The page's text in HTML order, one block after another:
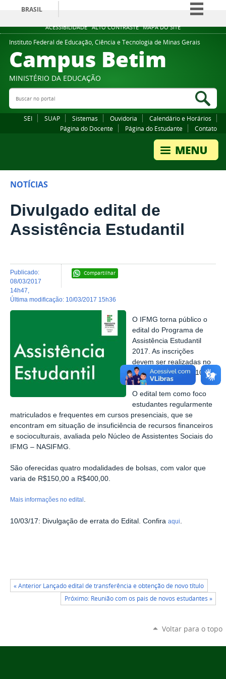
ACESSIBILIDADE ALTO CONTRASTE MAPA DO SITE
BRASIL
Simplifique!
Comunica BR
Participe
Legislação
Instituto Federal de Educação, Ciência e Tecnologia de Minas Gerais
Campus Betim
MINISTÉRIO DA EDUCAÇÃO
Buscar no portal
SEI SUAP Sistemas Ouvidoria
Calendário e Horários
Página do Docente
Página do Estudante Contato
NOTÍCIAS
Divulgado edital de
Assistência Estudantil
Compartilhar
publicado:
08/03/2017
14h47
última modificação: 10/03/2017 15h36
O IFMG torna público o
edital do Programa de
Assistência Estudantil
2017. As inscrições
devem ser realizadas no
período de 31/03 a 10/04.
O edital tem como foco
estudantes regularmente
matriculados e frequentes em cursos presenciais, que se
encontram em situação de insuficiência de recursos financeiros
e socioculturais, avaliada pelo Núcleo de Assistentes Sociais do
IFMG – NASIFMG.
São oferecidas quatro modalidades de bolsas, com valor que
varia de R$150,00 a R$400,00.
Mais informações no edital .
10/03/17: Divulgação de errata do Edital. Confira aqui
« Anterior Lançado edital de transferência e obtenção de novo título
Próximo: Reunião com os pais de novos estudantes »
Voltar para o topo